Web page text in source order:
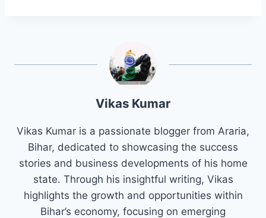
Vikas Kumar
Vikas Kumar is a passionate blogger from Araria,
Bihar, dedicated to showcasing the success
stories and business developments of his home
state. Through his insightful writing, Vikas
highlights the growth and opportunities within
Bihar’s economy, focusing on emerging